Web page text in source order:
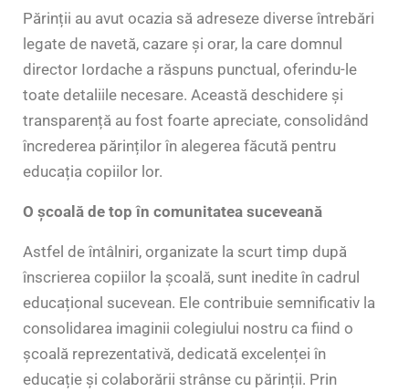
Părinții au avut ocazia să adreseze diverse întrebări
legate de navetă, cazare și orar, la care domnul
director Iordache a răspuns punctual, oferindu-le
toate detaliile necesare. Această deschidere și
transparență au fost foarte apreciate, consolidând
încrederea părinților în alegerea făcută pentru
educația copiilor lor.
O școală de top în comunitatea suceveană
Astfel de întâlniri, organizate la scurt timp după
înscrierea copiilor la școală, sunt inedite în cadrul
educațional sucevean. Ele contribuie semnificativ la
consolidarea imaginii colegiului nostru ca fiind o
școală reprezentativă, dedicată excelenței în
educație și colaborării strânse cu părinții. Prin